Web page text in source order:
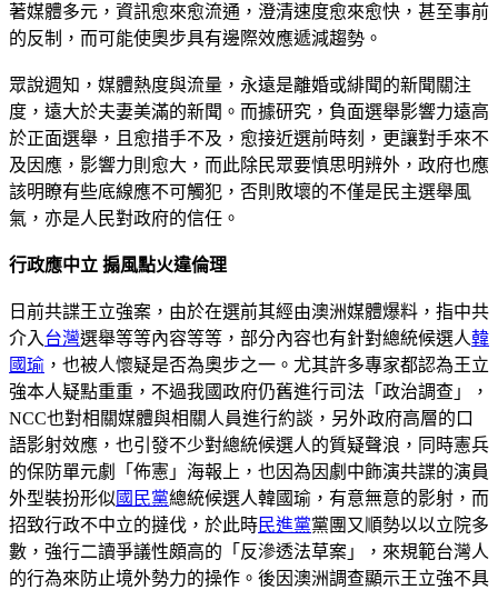
著媒體多元，資訊愈來愈流通，澄清速度愈來愈快，甚至事前
的反制，而可能使奧步具有邊際效應遞減趨勢。
眾說週知，媒體熱度與流量，永遠是離婚或緋聞的新聞關注
度，遠大於夫妻美滿的新聞。而據研究，負面選舉影響力遠高
於正面選舉，且愈措手不及，愈接近選前時刻，更讓對手來不
及因應，影響力則愈大，而此除民眾要慎思明辨外，政府也應
該明瞭有些底線應不可觸犯，否則敗壞的不僅是民主選舉風
氣，亦是人民對政府的信任。
行政應中立 搧風點火違倫理
日前共諜王立強案，由於在選前其經由澳洲媒體爆料，指中共
介入 台灣選舉等等內容等等，部分內容也有針對總統候選人韓
國瑜 ，也被人懷疑是否為奧步之一。尤其許多專家都認為王立
強本人疑點重重，不過我國政府仍舊進行司法「政治調查」，
NCC也對相關媒體與相關人員進行約談，另外政府高層的口
語影射效應，也引發不少對總統候選人的質疑聲浪，同時憲兵
的保防單元劇「佈憲」海報上，也因為因劇中飾演共諜的演員
外型裝扮形似 國民黨總統候選人韓國瑜，有意無意的影射，而
招致行政不中立的撻伐，於此時民進黨黨團又順勢以以立院多
數，強行二讀爭議性頗高的「反滲透法草案」，來規範台灣人
的行為來防止境外勢力的操作。後因澳洲調查顯示王立強不具